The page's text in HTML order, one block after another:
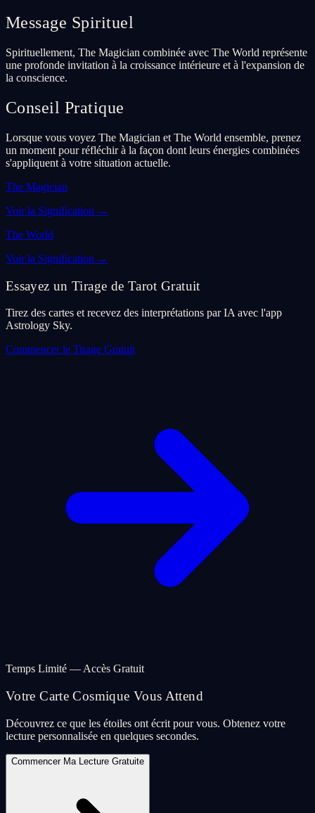
Message Spirituel
Spirituellement, The Magician combinée avec The World représente
une profonde invitation à la croissance intérieure et à l'expansion de
la conscience.
Conseil Pratique
Lorsque vous voyez The Magician et The World ensemble, prenez
un moment pour réfléchir à la façon dont leurs énergies combinées
s'appliquent à votre situation actuelle.
The Magician
Voir la Signification →
The World
Voir la Signification →
Essayez un Tirage de Tarot Gratuit
Tirez des cartes et recevez des interprétations par IA avec l'app
Astrology Sky.
Commencer le Tirage Gratuit
Temps Limité — Accès Gratuit
Votre Carte Cosmique Vous Attend
Découvrez ce que les étoiles ont écrit pour vous. Obtenez votre
lecture personnalisée en quelques secondes.
Commencer Ma Lecture Gratuite